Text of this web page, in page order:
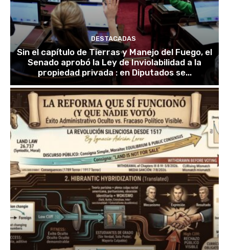
DESTACADAS
Sin el capítulo de Tierras y Manejo del Fuego, el
Senado aprobó la Ley de Inviolabilidad a la
propiedad privada : en Diputados se...